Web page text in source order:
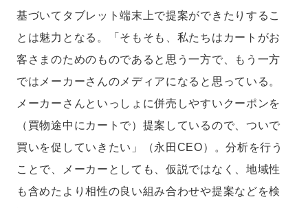
基づいてタブレット端末上で提案ができたりするこ
とは魅力となる。「そもそも、私たちはカートがお
客さまのためのものであると思う一方で、もう一方
ではメーカーさんのメディアになると思っている。
メーカーさんといっしょに併売しやすいクーポンを
（買物途中にカートで）提案しているので、ついで
買いを促していきたい」（永田CEO）。分析を行う
ことで、メーカーとしても、仮説ではなく、地域性
も含めたより相性の良い組み合わせや提案などを検